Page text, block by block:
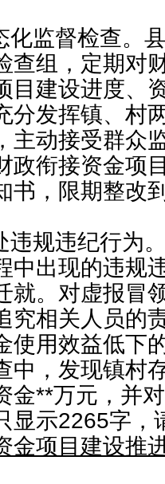
化监督检查。
查组，定期对
目建设进度、
分发挥镇、村
主动接受群众
政衔接资金项
书，限期整改
违规违纪行为
中出现的违规
就。对虚报冒
究相关人员的
使用效益低下
中，发现镇村
金**万元，并
显示2265字，
金项目建设推